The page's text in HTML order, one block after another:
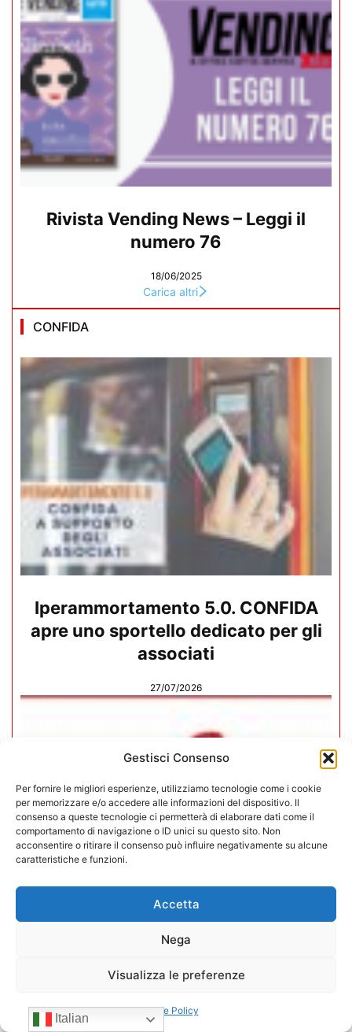
Gestisci Consenso
Per fornire le migliori esperienze, utilizziamo tecnologie come i cookie
per memorizzare e/o accedere alle informazioni del dispositivo. Il
consenso a queste tecnologie ci permetterà di elaborare dati come il
comportamento di navigazione o ID unici su questo sito. Non
acconsentire o ritirare il consenso può influire negativamente su alcune
caratteristiche e funzioni.
Accetta
Nega
Visualizza le preferenze
Cookie Policy
Rivista Vending News – Leggi il
numero 76
18/06/2025
Carica altri
CONFIDA
Iperammortamento 5.0. CONFIDA
apre uno sportello dedicato per gli
associati
27/07/2026
In CONFIDA l’ingresso di 4 nuovi
associati
Italian